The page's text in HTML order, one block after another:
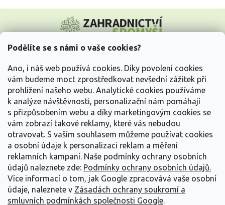
Podělíte se s námi o vaše cookies?
Ano, i náš web používá cookies. Díky povolení cookies
vám budeme moct zprostředkovat nevšední zážitek při
prohlížení našeho webu. Analytické cookies používáme
k analýze návštěvnosti, personalizační nám pomáhají
s přizpůsobením webu a díky marketingovým cookies se
vám zobrazí takové reklamy, které vás nebudou
otravovat. S vaším souhlasem můžeme používat cookies
a osobní údaje k personalizaci reklam a měření
reklamních kampaní. Naše podmínky ochrany osobních
údajů naleznete zde: Podmínky ochrany osobních údajů.
Více informací o tom, jak Google zpracovává vaše osobní
údaje, naleznete v Zásadách ochrany soukromí a
smluvních podmínkách společnosti Google.
p
Vše o nákupu
Informace pro Vás
Kontakujte nás